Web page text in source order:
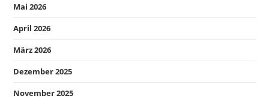
Mai 2026
April 2026
März 2026
Dezember 2025
November 2025